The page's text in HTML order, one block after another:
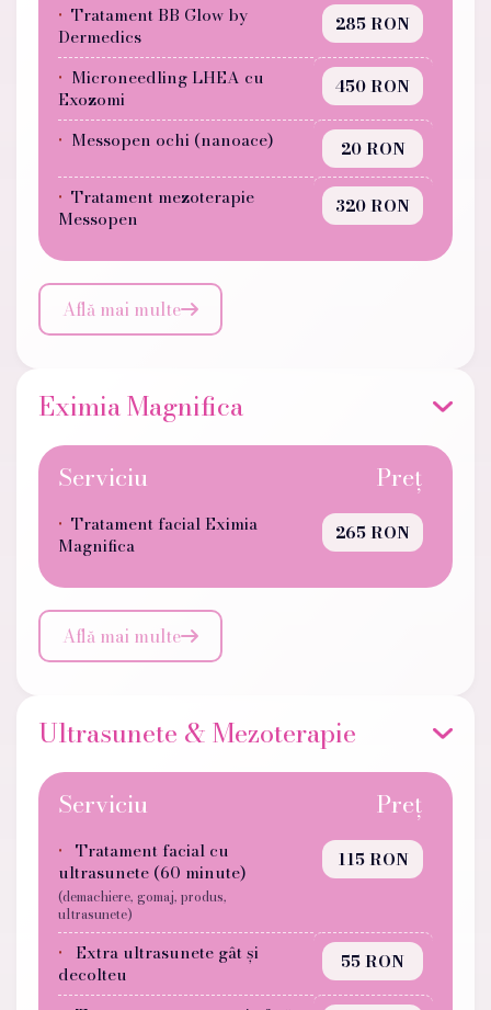
Tratament BB Glow by
Dermedics
285 RON
Microneedling LHEA cu
Exozomi
450 RON
Messopen ochi (nanoace)
20 RON
Tratament mezoterapie
Messopen
320 RON
Află mai multe
Eximia Magnifica
Serviciu Preț
Tratament facial Eximia
Magnifica
265 RON
Află mai multe
Ultrasunete & Mezoterapie
Serviciu Preț
Tratament facial cu
ultrasunete (60 minute)
(demachiere, gomaj, produs,
ultrasunete)
115 RON
Extra ultrasunete gât și
decolteu
55 RON